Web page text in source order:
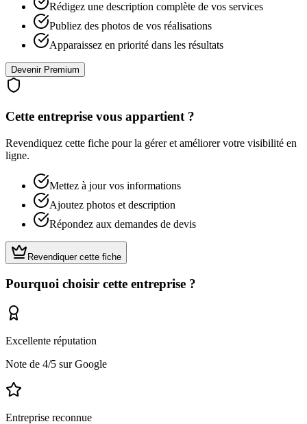
Rédigez une description complète de vos services
Publiez des photos de vos réalisations
Apparaissez en priorité dans les résultats
Devenir Premium
Cette entreprise vous appartient ?
Revendiquez cette fiche pour la gérer et améliorer votre visibilité en
ligne.
Mettez à jour vos informations
Ajoutez photos et description
Répondez aux demandes de devis
Revendiquer cette fiche
Pourquoi choisir cette entreprise ?
Excellente réputation
Note de 4/5 sur Google
Entreprise reconnue